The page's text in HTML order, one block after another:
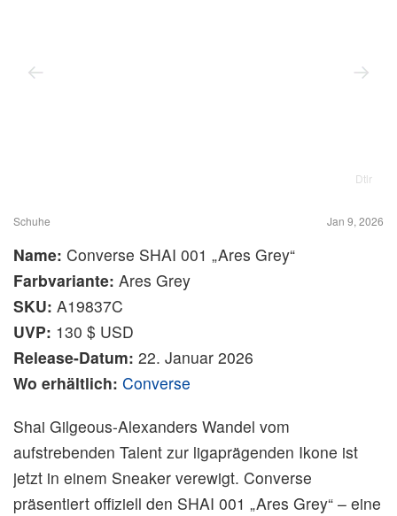
Dtlr
Schuhe Jan 9, 2026
Name: Converse SHAI 001 „Ares Grey“
Farbvariante: Ares Grey
SKU: A19837C
UVP: 130 $ USD
Release-Datum: 22. Januar 2026
Wo erhältlich: Converse
Shai Gilgeous-Alexanders Wandel vom
aufstrebenden Talent zur ligaprägenden Ikone ist
jetzt in einem Sneaker verewigt. Converse
präsentiert offiziell den SHAI 001 „Ares Grey“ – eine